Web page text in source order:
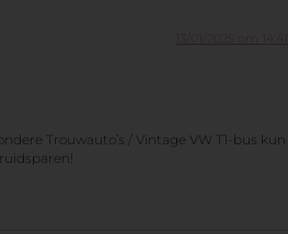
Trouwauto’s / Vintage VW T1-bus kun